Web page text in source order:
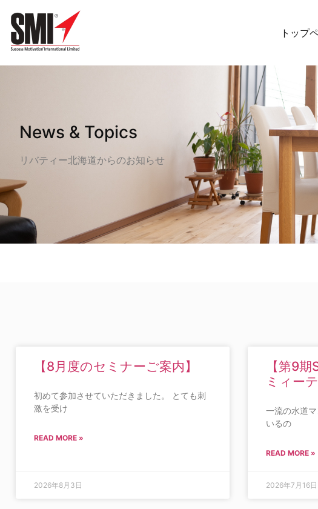
トップ
News & Topics
リバティー北海道からのお知らせ
【8月度のセミナーご案内】
初めて参加させていただきました。 とても刺
激を受け
READ MORE »
2026年8月3日
【第9
ミィー
一流の水道
いるの
READ MORE »
2026年7月16日